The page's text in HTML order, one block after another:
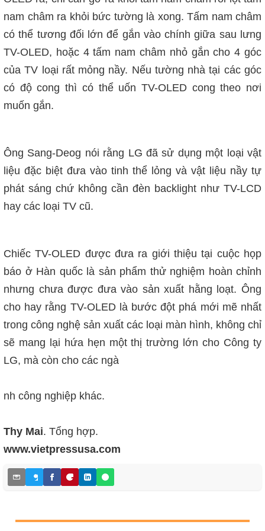
nam châm ra khỏi bức tường là xong. Tấm nam châm
có thể tương đối lớn để gắn vào chính giữa sau lưng
TV-OLED, hoặc 4 tấm nam châm nhỏ gắn cho 4 góc
của TV loại rất mỏng nầy. Nếu tường nhà tại các góc
có độ cong thì có thể uốn TV-OLED cong theo nơi
muốn gắn.
Ông Sang-Deog nói rằng LG đã sử dụng một loại vật
liệu đặc biệt đưa vào tinh thể lỏng và vật liệu nầy tự
phát sáng chứ không cần đèn backlight như TV-LCD
hay các loại TV cũ.
Chiếc TV-OLED đượcđưa ra giới thiệu tại cuộc họp
báo ở Hàn quốc là sản phẩm thử nghiệm hoàn chỉnh
nhưng chưa được đưa vào sản xuất hằng loạt. Ông
cho hay rằng TV-OLED là bước đột phá mới mẽ nhất
trong công nghệ sản xuất các loại màn hình, không chỉ
sẽ mang lại hứa hẹn một thị trường lớn cho Công ty
LG, mà còn cho các ngà
nh công nghiệp khác.
Thy Mai. Tổng hợp.
www.vietpressusa.com